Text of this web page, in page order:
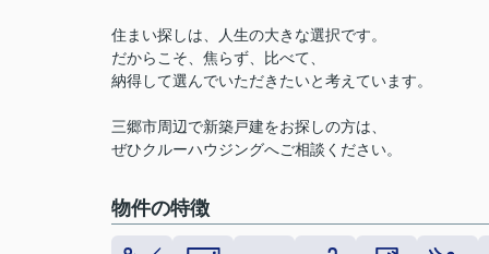
住まい探しは、人生の大きな選択です。
だからこそ、焦らず、比べて、
納得して選んでいただきたいと考えています。
三郷市周辺で新築戸建をお探しの方は、
ぜひクルーハウジングへご相談ください。
物件の特徴